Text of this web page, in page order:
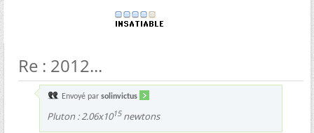
Re : 2012...
Envoyé par solinvictus
Pluton : 2.06x1015newtons